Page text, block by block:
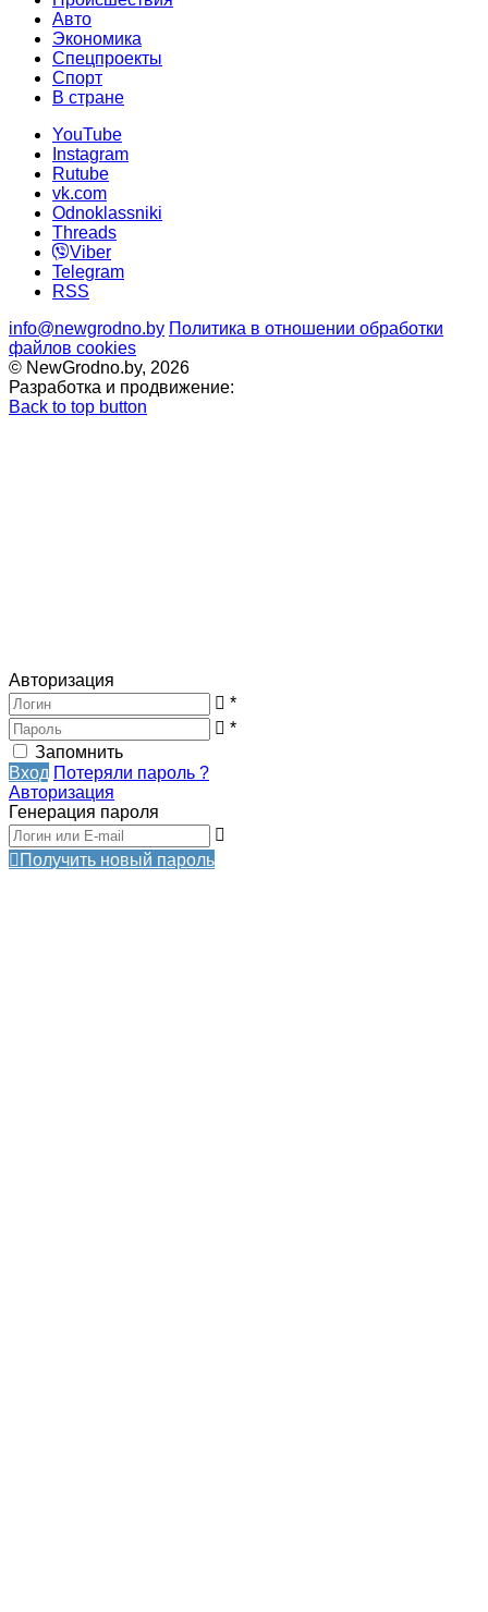
Авто
Экономика
Спецпроекты
Cпорт
В стране
YouTube
Instagram
Rutube
vk.com
Odnoklassniki
Threads
Viber
Telegram
RSS
info@newgrodno.by Политика в отношении обработки
файлов cookies
© NewGrodno.by, 2026
Разработка и продвижение:
Back to top button
Авторизация
*
*
Запомнить
Вход Потеряли пароль ?
Авторизация
Генерация пароля
Получить новый пароль